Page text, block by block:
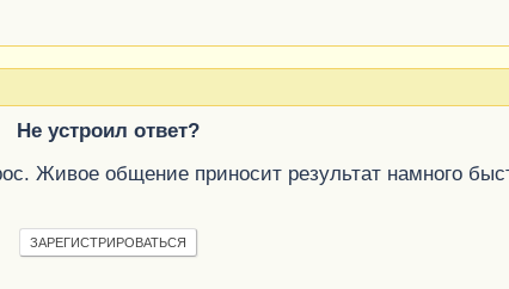
Не устроил ответ?
Живое общение приносит результат намного
ЗАРЕГИСТРИРОВАТЬСЯ